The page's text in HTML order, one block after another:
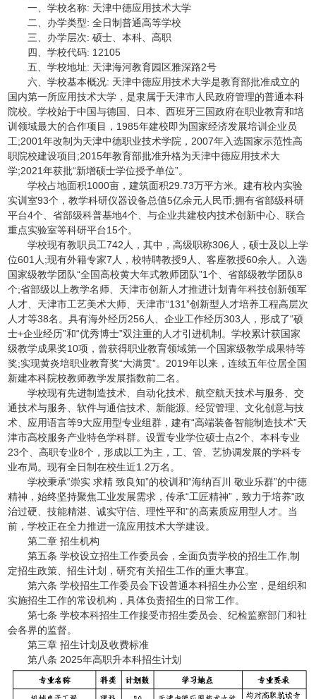
一、学校名称: 天津中德应用技术大学
二、办学类型: 全日制普通高等学校
三、办学层次: 硕士、本科、高职
四、学校代码: 12105
五、学校地址: 天津海河教育园区雅深路2号
六、学校基本概况: 天津中德应用技术大学是教育部批准成立的
国内第一所应用技术大学，是隶属于天津市人民政府管理的普通本科
院校。学校始于中国与德国、日本、西班牙三国政府在职业教育和培
训领域最大的合作项目，1985年建校即为国家经济发展培训企业员
工;2001年改制为天津中德职业技术学院，2007年入选国家示范性高
职院校建设项目;2015年教育部批准升格为天津中德应用技术大
学;2021年获批“新增硕士学位授予单位”。
学校占地面积1000亩，建筑面积29.73万平方米。建有校内实验
实训室93个，教学科研仪器设备总值5亿余元人民币;拥有省部级科研
平台4个、省部级科普基地4个、与企业共建校内技术创新中心、联合
重点实验室等科研平台15个。
学校现有教职员工742人，其中，高级职称306人，硕士及以上学
位601人;现有外籍专家7人，校特聘教授9人、客座教授60余人。入选
国家级教学团队“全国高校黄大年式教师团队”1个、省部级教学团队8
个;省部级以上教学名师、天津市创新人才推进计划青年科技创新领军
人才、天津市工艺美术大师、天津市“131”创新型人才培养工程高层次
人才等38名。具有海外经历256人、企业工作经历303人，形成了“硕
士+企业经历”和“优秀博士”双注重的人才引进机制。学校累计获国家
级教学成果奖10项，曾获得职业教育领域第一个国家级教学成果特等
奖;实现黄炎培职业教育奖“大满贯”。2019年以来，连续五年位居全国
新建本科院校教师教学发展指数前二名。
学校现有先进制造技术、自动化技术、航空航天技术与服务、交
通技术与服务、软件与通信技术、新能源、经贸管理、文化创意与技
术、应用语言等9大应用型专业组群，建有“高端装备智能制造技术”天
津市高校服务产业特色学科群。设置专业学位硕士点2个、本科专业
23个、高职专业8个，形成以工为主，工、管、艺协调发展的学科专
业布局。现有全日制在校生近1.2万名。
学校秉承“崇实 求精 致良知”的校训和“海纳百川 敬业乐群”的中德
精神，始终坚持聚焦工业发展需求，传承“工匠精神”，致力于培养“政
治过硬、技能精湛、诚实守信、理性平和”的高素质应用型人才。当
前，学校正在全力推进一流应用技术大学建设。
第二章 招生机构
第五条 学校设立招生工作委员会，全面负责学校的招生工作,制
定招生政策、招生计划，研究有关招生工作的重大事宜。
第六条 学校招生工作委员会下设普通本科招生办公室，是组织和
实施招生工作的常设机构，具体负责招生的日常工作。
第七条 学校本科招生工作接受市招生委员会、纪检监察部门和社
会各界的监督。
第三章 招生计划及收费标准
第八条 2025年高职升本科招生计划